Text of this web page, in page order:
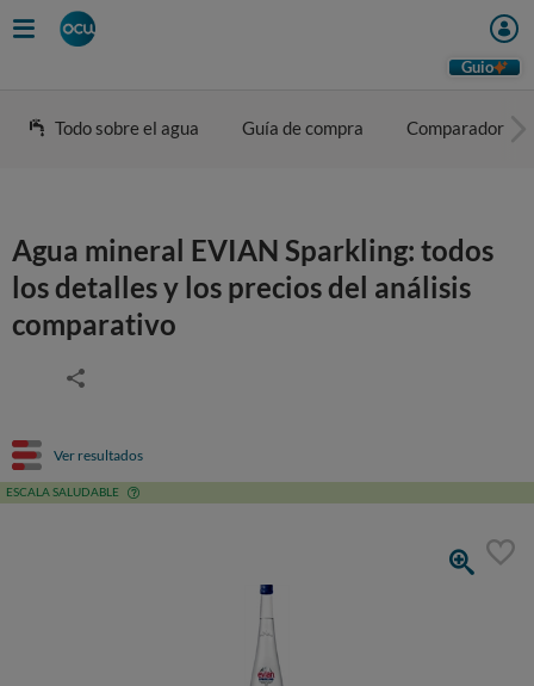
Guio
Todo sobre el agua Guía de compra Comparador
Agua mineral EVIAN Sparkling: todos
los detalles y los precios del análisis
comparativo
Ver resultados
ESCALA SALUDABLE